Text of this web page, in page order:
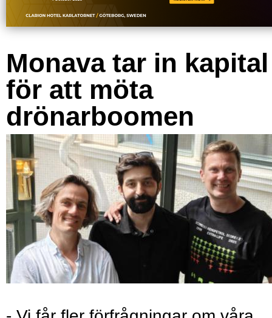
Monava tar in kapital
för att möta
drönarboomen